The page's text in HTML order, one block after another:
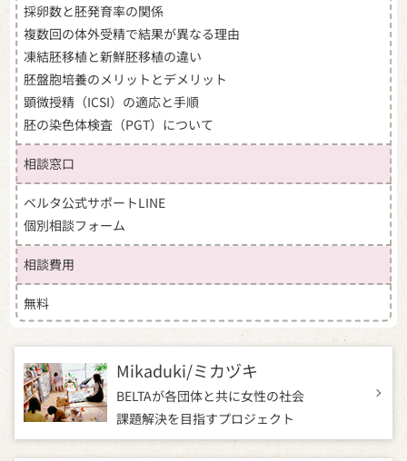
（2）外部ショッピングモールから提供を受ける商
品配送先情報
・商品の発送その他の義務の履行のため
（3）個別栄養相談/専門家相談フォーム/イベント
の申込フォームを利用された方の個人情報
・ご相談に対する回答の作成、送信その他当社
からのご連絡のため
・DM 等の方法による当社及び第三者の商品、サ
ービスに関する情報提供や広告配信のため
（4）当社へお問合せをいただいた方の個人情報
（5）注文未了途中のお客様に関する個人情報
・注文未了商品（申込未了サービス）に関する
リマインドメールの送信
（6）当社アンケートモニター参加者の個人情報
・アンケート回答に関する情報取得及び管理
・プレゼント発送に関連する情報取得及び管理
採卵数と胚発育率の関係
複数回の体外受精で結果が異なる理由
凍結胚移植と新鮮胚移植の違い
胚盤胞培養のメリットとデメリット
顕微授精（ICSI）の適応と手順
胚の染色体検査（PGT）について
相談窓口
ベルタ公式サポートLINE
個別相談フォーム
相談費用
無料
Mikaduki/ミカヅキ
BELTAが各団体と共に女性の社会
課題解決を目指すプロジェクト